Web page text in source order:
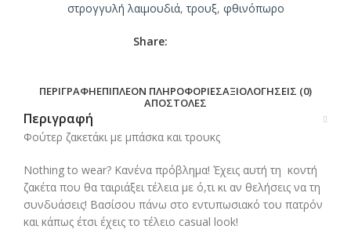
στρογγυλή λαιμουδιά, τρουξ, φθινόπωρο
Share:
ΠΕΡΙΓΡΑΦΉΕΠΙΠΛΈΟΝ ΠΛΗΡΟΦΟΡΊΕΣΑΞΙΟΛΟΓΉΣΕΙΣ (0)
ΑΠΟΣΤΟΛΈΣ
Περιγραφή
Φούτερ ζακετάκι με μπάσκα και τρουκς
Nothing to wear? Κανένα πρόβλημα! Έχεις αυτή τη κοντή
ζακέτα που θα ταιριάξει τέλεια με ό,τι κι αν θελήσεις να τη
συνδυάσεις! Βασίσου πάνω στο εντυπωσιακό του πατρόν
και κάπως έτσι έχεις το τέλειο casual look!